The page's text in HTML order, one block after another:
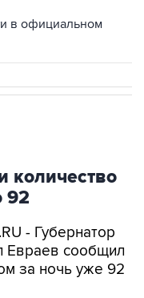
в официальном
количество
92
- Губернатор
Евраев сообщил
за ночь уже 92